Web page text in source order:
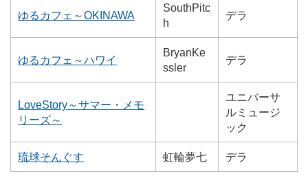
ゆるカフェ～OKINAWA
SouthPitc
h
デラ
ゆるカフェ～ハワイ
BryanKe
ssler
デラ
LoveStory～サマー・メモ
リーズ～
ユニバーサ
ルミュージ
ック
琉球そんぐす 虹輪夢七 デラ